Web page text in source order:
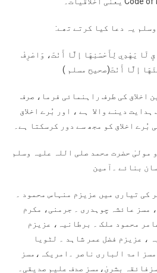
یہ دعا کیا کرتے تھے:
لَا يَهْدِي لِأَحْسَنِهَا إلَّا أَنْتَ، وَاصْرِفْ
إلَّا أَنْتَ(صحیح مسلم )
اخلاق کی طرف راہنمائی فرما، صرف
دینے والا ہے ، اور بُرے اخلاق
بُرے اخلاق کو مجھ سے دور کرسکتا ہے۔
مولیٰ حضرت محمد صلی اللہ علیہ وسلم
بنائے ۔آمین
کی تیاری میں عزیزم منہاس محمود ۔
مسز عائشہ چوہدری ۔ جرمنی، مکرم
محمود ملک ۔ برطانیہ، عزیزم
، عزیزم فضل عمر شاہد ۔ لٹویا
امۃ الباری ناصر ۔امریکہ،مسز
بشریٰ،مسز صدف علیم صدیقی۔